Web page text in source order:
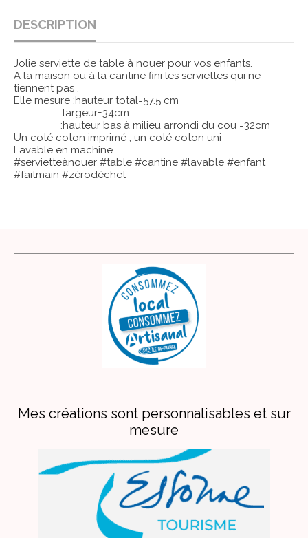
DESCRIPTION
Jolie serviette de table à nouer pour vos enfants.
A la maison ou à la cantine fini les serviettes qui ne
tiennent pas .
Elle mesure :hauteur total=57.5 cm
:largeur=34cm
:hauteur bas à milieu arrondi du cou =32cm
Un coté coton imprimé , un coté coton uni
Lavable en machine
#servietteànouer #table #cantine #lavable #enfant
#faitmain #zérodéchet
Mes créations sont personnalisables et sur
mesure